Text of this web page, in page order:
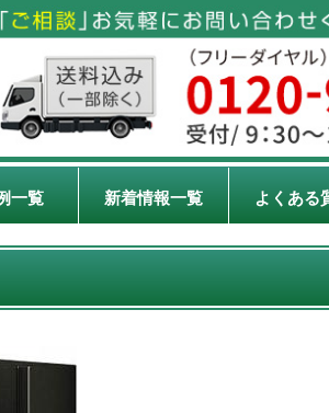
一覧 新着情報一覧 よくある